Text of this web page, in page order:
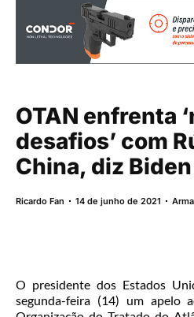
OTAN enfrenta
desafios’ com
China, diz Biden
Ricardo Fan 14 de junho de 2021
O presidente dos Estados
segunda-feira (14) um apelo